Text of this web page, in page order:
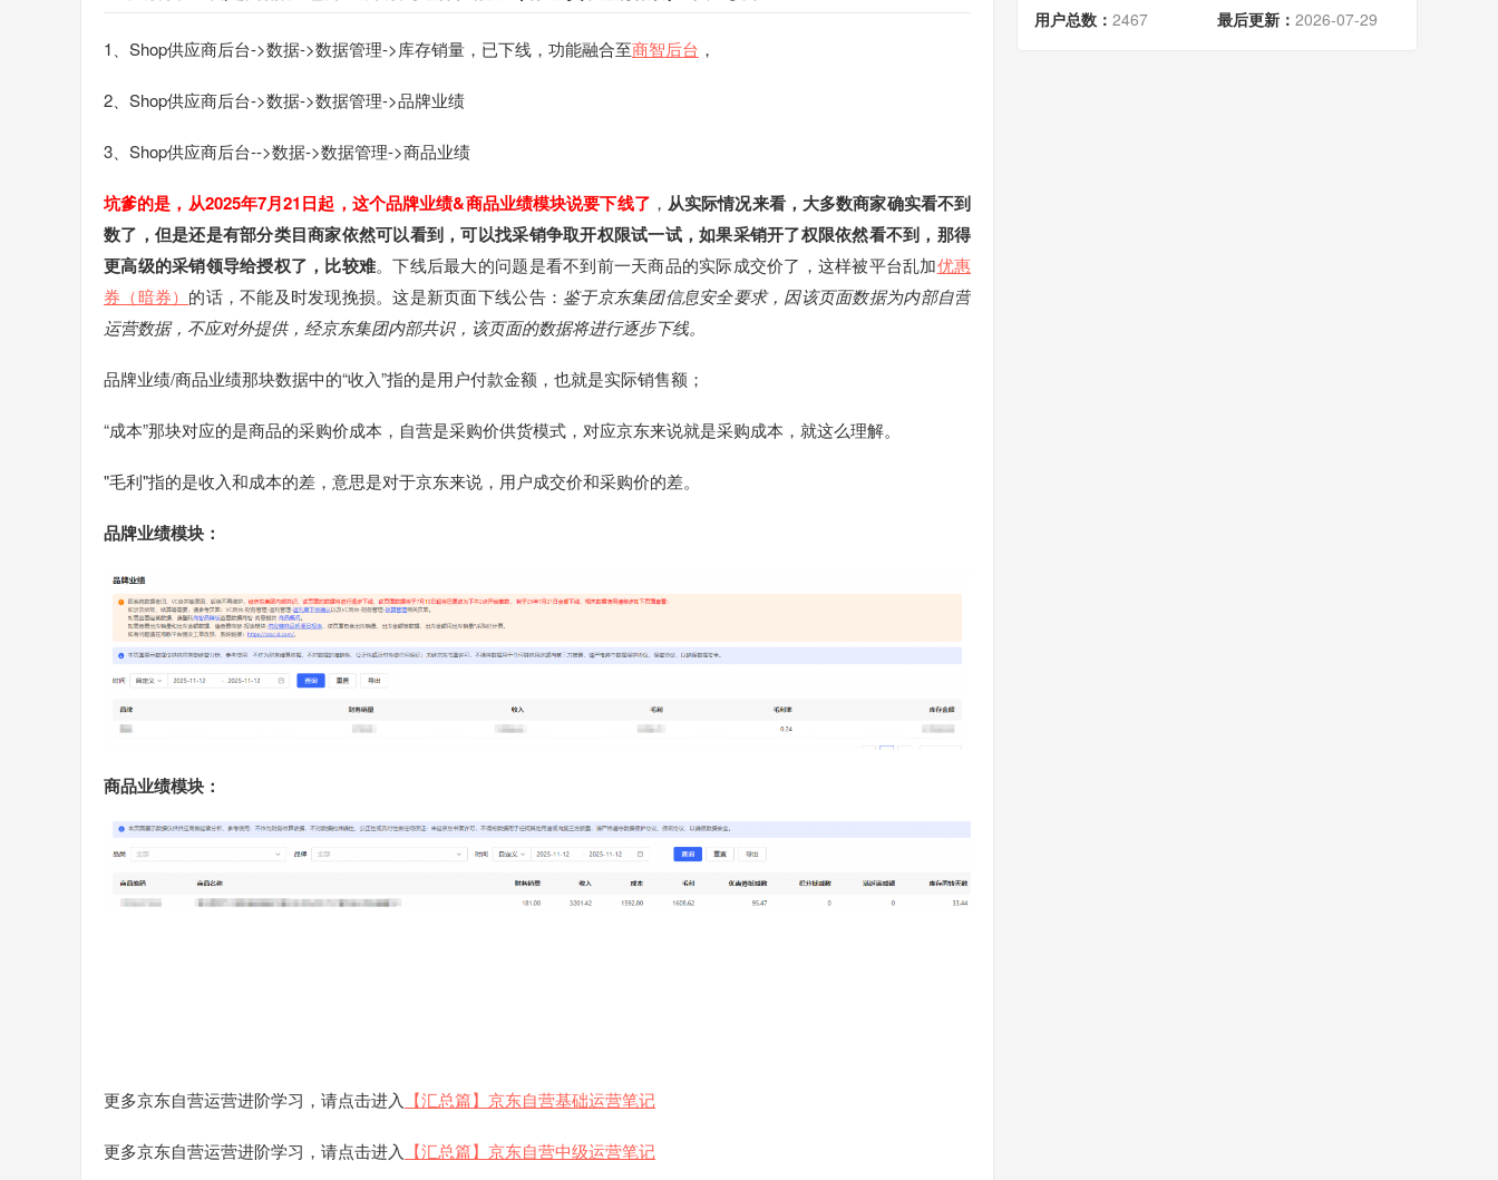
1、Shop供应商后台->数据->数据管理->库存销量，已下线，功能融合至商智后台 ，
2、Shop供应商后台->数据->数据管理->品牌业绩
3、Shop供应商后台-->数据->数据管理->商品业绩
坑爹的是，从2025年7月21日起，这个品牌业绩&商品业绩模块说要下线了 ， 从实际情况来看，大多数商家确实看不到
数了，但是还是有部分类目商家依然可以看到，可以找采销争取开权限试一试，如果采销开了权限依然看不到，那得
更高级的采销领导给授权了，比较难。下线后最大的问题是看不到前一天商品的实际成交价了，这样被平台乱加优惠
券（暗券） 的话，不能及时发现挽损。这是新页面下线公告： 鉴于京东集团信息安全要求，因该页面数据为内部自营
运营数据，不应对外提供， 经京东集团内部共识，该页面的数据将进行逐步下线。
品牌业绩/商品业绩那块数据中的“收入”指的是用户付款金额，也就是实际销售额；
“成本”那块对应的是商品的采购价成本，自营是采购价供货模式，对应京东来说就是采购成本，就这么理解。
"毛利"指的是收入和成本的差，意思是对于京东来说，用户成交价和采购价的差。
品牌业绩模块：
商品业绩模块：
更多京东自营运营进阶学习，请点击进入 【汇总篇】京东自营基础运营笔记
更多京东自营运营进阶学习，请点击进入 【汇总篇】京东自营中级运营笔记
用户总数： 2467 最后更新： 2026-07-29